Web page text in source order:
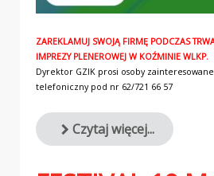
ZAREKLAMUJ SWOJĄ FIRMĘ PODCZAS
IMPREZY PLENEROWEJ W KOŹMINIE WLKP.
Dyrektor GZIK prosi osoby
telefoniczny pod nr 62/721 66 57
Czytaj więcej...